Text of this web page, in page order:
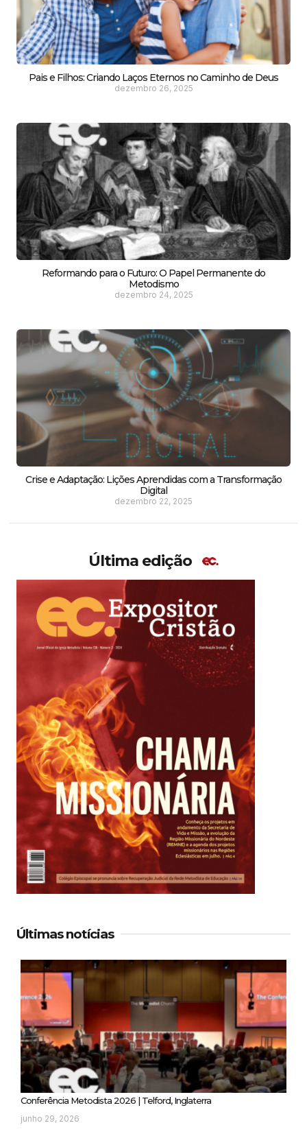
Pais e Filhos: Criando Laços Eternos no Caminho de Deus
dezembro 26, 2025
Reformando para o Futuro: O Papel Permanente do
Metodismo
dezembro 24, 2025
Crise e Adaptação: Lições Aprendidas com a Transformação
Digital
dezembro 22, 2025
Última edição
Últimas notícias
Conferência Metodista 2026 | Telford, Inglaterra
junho 29, 2026